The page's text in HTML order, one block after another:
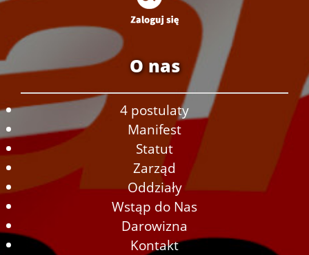
O nas
4 postulaty
Manifest
Statut
Zarząd
Oddziały
Wstąp do Nas
Darowizna
Kontakt